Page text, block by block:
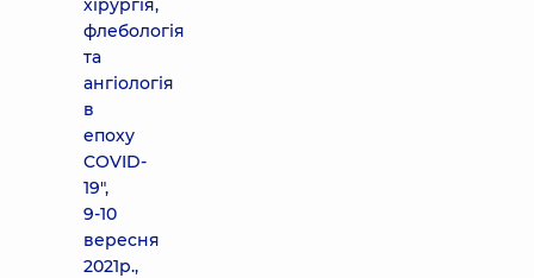
хірургія,
флебологія
та
ангіологія
в
епоху
COVID-
19",
9-10
вересня
2021р.,